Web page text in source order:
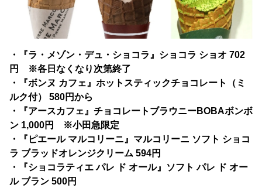
・『ラ・メゾン・デュ・ショコラ』ショコラ ショオ 702
円 ※各日なくなり次第終了
・『ボンヌ カフェ』ホットスティックチョコレート（ミ
ルク付） 580円から
・『アースカフェ』チョコレートブラウニーBOBAボンボ
ン 1,000円 ※小田急限定
・『ピエール マルコリーニ』マルコリーニ ソフト ショコ
ラ ブラッドオレンジクリーム 594円
・『ショコラティエ パレ ド オール』ソフト パレ ド オー
ル ブラン 500円